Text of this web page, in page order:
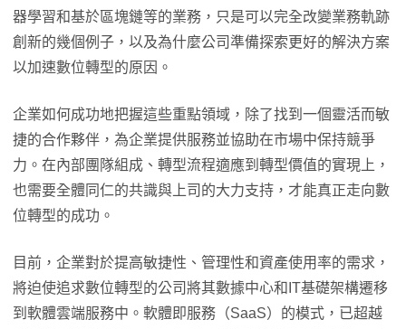
器學習和基於區塊鏈等的業務，只是可以完全改變業務軌跡
創新的幾個例子，以及為什麼公司準備探索更好的解決方案
以加速數位轉型的原因。
企業如何成功地把握這些重點領域，除了找到一個靈活而敏
捷的合作夥伴，為企業提供服務並協助在市場中保持競爭
力。在內部團隊組成、轉型流程適應到轉型價值的實現上，
也需要全體同仁的共識與上司的大力支持，才能真正走向數
位轉型的成功。
目前，企業對於提高敏捷性、管理性和資產使用率的需求，
將迫使追求數位轉型的公司將其數據中心和IT基礎架構遷移
到軟體雲端服務中。軟體即服務（SaaS）的模式，已超越